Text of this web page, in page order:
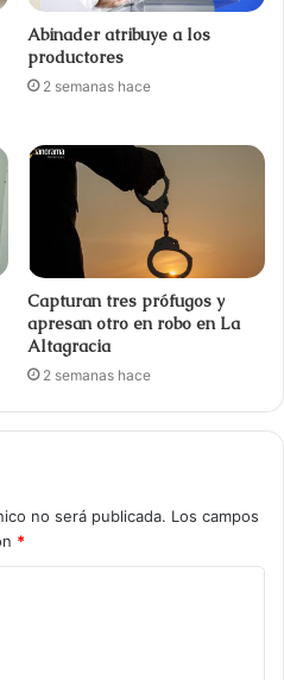
Abinader atribuye a los
productores
2 semanas hace
Capturan tres prófugos y
apresan otro en robo en La
Altagracia
2 semanas hace
no será publicada. Los campos
*